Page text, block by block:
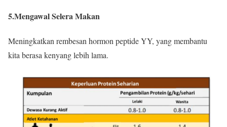
5.Mengawal Selera Makan
Meningkatkan rembesan hormon peptide YY, yang membantu
kita berasa kenyang lebih lama.